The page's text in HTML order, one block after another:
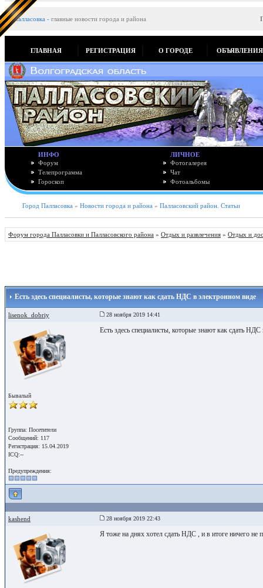
Палласовка - главные новости города и района
ГЛАВНАЯ РЕГИСТРАЦИЯ О ГОРОДЕ ОБЪЯВЛЕНИЯ
ИНФО
Форум
Телепрограмма
Гороскоп
ЛИЧНОЕ
Фотогалерея
Чат
Фотоальбомы
Город Палласовка » Новости города и района » Палласовский район. Статьи
Форум города Палласовки и Палласовского района » Отдых и развлечения » Отдых и
Есть здесь специалисты, которые знают как сдать НДС в электронном виде
lisenok_dobriy 28 ноября 2019 14:41
Бывалый
Группа: Посетители
Сообщений: 117
Регистрация: 15.04.2019
ICQ:--
Предупреждения:
Есть здесь специалисты, которые знают как сдать
kashend 28 ноября 2019 22:43
Я тоже на днях хотел сдать НДС , и в итоге ничего